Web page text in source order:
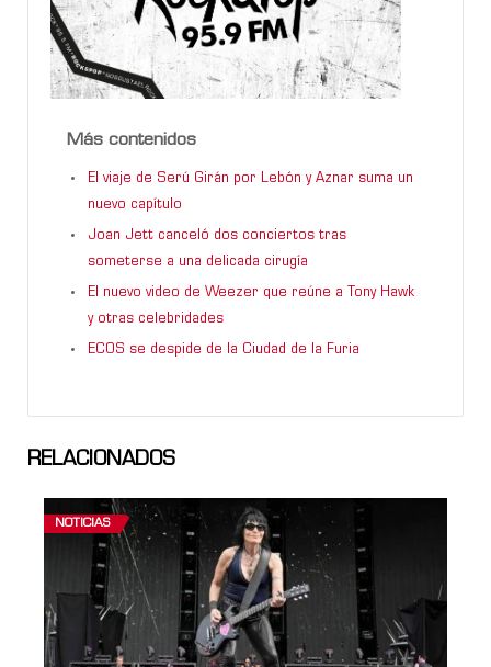
Más contenidos
El viaje de Serú Girán por Lebón y Aznar suma un
nuevo capítulo
Joan Jett canceló dos conciertos tras
someterse a una delicada cirugía
El nuevo video de Weezer que reúne a Tony Hawk
y otras celebridades
ECOS se despide de la Ciudad de la Furia
RELACIONADOS
NOTICIAS